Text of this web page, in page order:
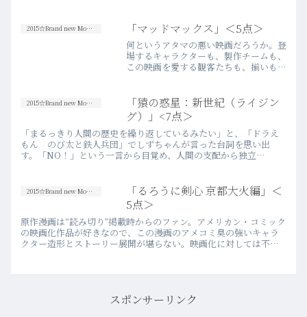
人公が、一人の天才と出会ってしまった
ことで、求めたもの、失っ…more
2015☆Brand new Movies 「マッドマックス」＜5点＞
何というアタマの悪い映画だろうか。登
場するキャラクターも、製作チームも、
この映画を愛する観客たちも、揃いも揃
でも。バイオレンスアクションの金字塔
としてあまりにも有名な映…more
2015☆Brand new Movies
「猿の惑星：新世紀（ライジン
グ）」<7点＞
「まるっきり人間の歴史を繰り返しているみたい」と、「ドラえ
もん のび太と鉄人兵団」でしずちゃんが言った台詞を思い出
す。「NO！」という一言から目覚め、人間の支配から独立
2015☆Brand new Movies
「るろうに剣心 京都大火編」＜
5点＞
原作漫画は“読み切り”掲載時からのファン。アメリカン・コミック
の映画化作品が好きなので、この漫画のアメコミ臭の強いキャラ
クター造形とストーリー展開が堪らない。映画化に対しては不安
スポンサーリンク